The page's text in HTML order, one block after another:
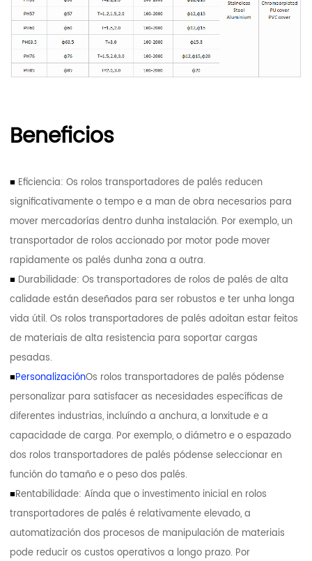
Beneficios
■ Eficiencia: Os rolos transportadores de palés reducen
significativamente o tempo e a man de obra necesarios para
mover mercadorías dentro dunha instalación. Por exemplo, un
transportador de rolos accionado por motor pode mover
rapidamente os palés dunha zona a outra.
■ Durabilidade: Os transportadores de rolos de palés de alta
calidade están deseñados para ser robustos e ter unha longa
vida útil. Os rolos transportadores de palés adoitan estar feitos
de materiais de alta resistencia para soportar cargas
pesadas.
■PersonalizaciónOs rolos transportadores de palés pódense
personalizar para satisfacer as necesidades específicas de
diferentes industrias, incluíndo a anchura, a lonxitude e a
capacidade de carga. Por exemplo, o diámetro e o espazado
dos rolos transportadores de palés pódense seleccionar en
función do tamaño e o peso dos palés.
■Rentabilidade: Aínda que o investimento inicial en rolos
transportadores de palés é relativamente elevado, a
automatización dos procesos de manipulación de materiais
pode reducir os custos operativos a longo prazo. Por